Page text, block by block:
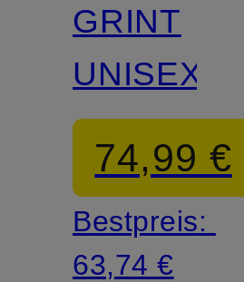
GRINT
UNISEX
74,99 €
Bestpreis:
63,74 €